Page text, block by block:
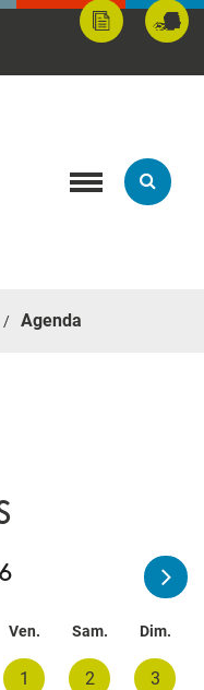
Mes
démarches
Toggle
Agenda
Ven. Sam. Dim.
1 2 3